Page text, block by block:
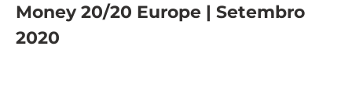
Money 20/20 Europe | Setembro
2020